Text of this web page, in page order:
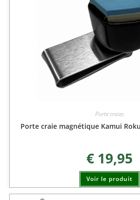
Porte craies
Porte craie magnétique Kamui
€19,95
Voir le produit